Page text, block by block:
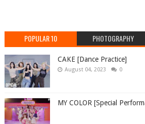
POPULAR 10 PHOTOGRAPHY
CAKE [Dance Practice]
August 04, 2023 0
MY COLOR [Special